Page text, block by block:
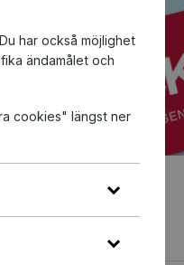
har också möjlighet
ändamålet och
cookies" längst ner